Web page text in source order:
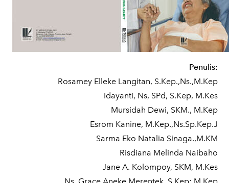
Penulis:
Rosamey Elleke Langitan, S.Kep.,Ns.,M.Kep
Idayanti, Ns, SPd, S.Kep, M.Kes
Mursidah Dewi, SKM., M.Kep
Esrom Kanine, M.Kep.,Ns.Sp.Kep.J
Sarma Eko Natalia Sinaga.,M.KM
Risdiana Melinda Naibaho
Jane A. Kolompoy, SKM, M.Kes